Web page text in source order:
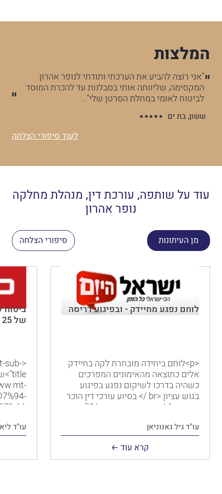
המלצות
"אני רוצה להביע את הערכתי ותודתי לנופר אהרון
המקסימה, שליוותה אותי בסבלנות עד להכרת המוסד
לביטוח לאומי במחלת הסרטן שלי"…
ששון, בת ים
לעוד סיפורי הצלחה
עוד על שותפה, עורכת דין, מנהלת מחלקה
נופר אהרון
מן העיתונות סיפורי הצלחה
לוחם נפגע מחיידק - ובפיגוע דריסה
<p>לוחם ביחידה מובחרת לקה בחיידק
אלים כתוצאה מהאימונים המפרכים
כשהיה בדרכו לשיקום נפגע בפיגוע
בגוש עציון.<br /> בסיוע עורכי דין הוכר
עו"ד גיל גאנוניאן
קרא עוד
ביטוח
של 25 מיליון שקל מנכים
sub-
נגבו
מהשכר
נפגעו
עו"ד